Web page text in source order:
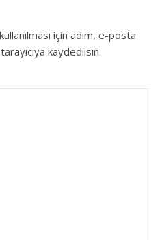
için adım, e-posta
kaydedilsin.